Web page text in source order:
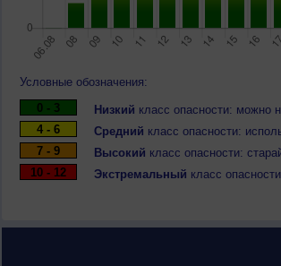
Условные обозначения:
0 - 3
Низкий класс опасности: можно
4 - 6
Средний класс опасности:
7 - 9
Высокий класс опасности:
10 - 12
Экстремальный класс